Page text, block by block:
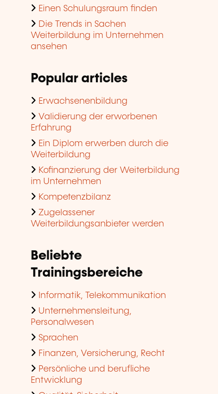
Einen Schulungsraum finden
Die Trends in Sachen
Weiterbildung im Unternehmen
ansehen
Popular articles
Erwachsenenbildung
Validierung der erworbenen
Erfahrung
Ein Diplom erwerben durch die
Weiterbildung
Kofinanzierung der Weiterbildung
im Unternehmen
Kompetenzbilanz
Zugelassener
Weiterbildungsanbieter werden
Beliebte
Trainingsbereiche
Informatik, Telekommunikation
Unternehmensleitung,
Personalwesen
Sprachen
Finanzen, Versicherung, Recht
Persönliche und berufliche
Entwicklung